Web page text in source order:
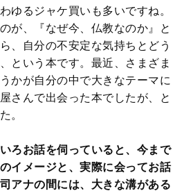
ゆるジャケ買いも多いですね。
が、『なぜ今、仏教なのか』と
、自分の不安定な気持ちとどう
という本です。最近、さまざま
かが自分の中で大きなテーマに
さんで出会った本でしたが、と
。
ろお話を伺っていると、今まで
イメージと、実際に会ってお話
アナの間には、大きな溝がある